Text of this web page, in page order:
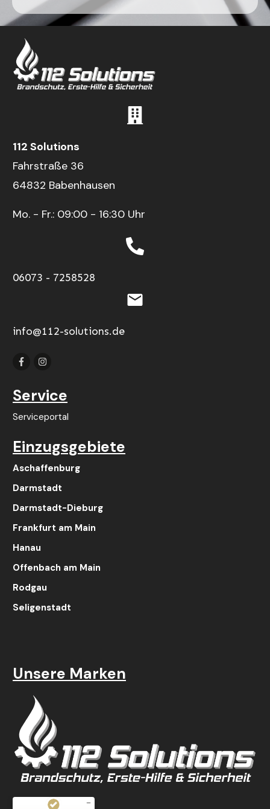
112 Solutions
Fahrstraße 36
64832 Babenhausen
Mo. - Fr.: 09:00 - 16:30 Uhr
06073 - 7258528
info@112-solutions.de
Service
Serviceportal
Einzugsgebiete
Aschaffenburg
Darmstadt
Darmstadt-Dieburg
Frankfurt am Main
Hanau
Offenbach am Main
Rodgau
Seligenstadt
Unsere Marken